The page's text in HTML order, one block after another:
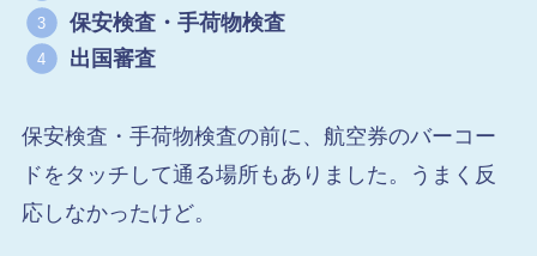
保安検査・手荷物検査
出国審査
保安検査・手荷物検査の前に、航空券のバーコー
ドをタッチして通る場所もありました。うまく反
応しなかったけど。